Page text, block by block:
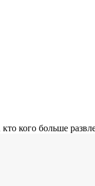
кого больше